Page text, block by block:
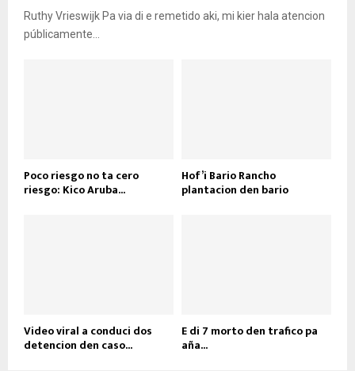
Ruthy Vrieswijk Pa via di e remetido aki, mi kier hala atencion
públicamente...
Poco riesgo no ta cero
riesgo: Kico Aruba...
Hof’i Bario Rancho
plantacion den bario
Video viral a conduci dos
detencion den caso...
E di 7 morto den trafico pa
aña...